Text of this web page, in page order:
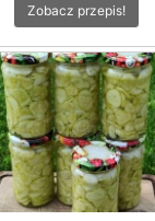
Zobacz przepis!